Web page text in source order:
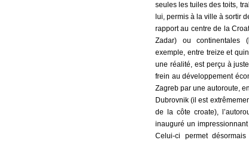
seules les tuiles des toits,
lui, permis à la ville à sortir
rapport au centre de la
Zadar) ou continentales
exemple, entre treize et
une réalité, est perçu à
frein au développement
Zagreb par une autoroute,
Dubrovnik (il est
de la côte croate),
inauguré un
Celui-ci permet